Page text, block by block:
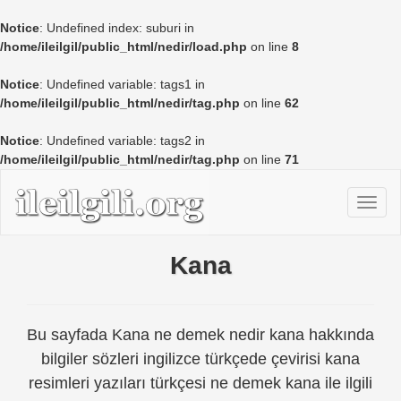
Notice: Undefined index: suburi in
/home/ileilgil/public_html/nedir/load.php on line 8
Notice: Undefined variable: tags1 in
/home/ileilgil/public_html/nedir/tag.php on line 62
Notice: Undefined variable: tags2 in
/home/ileilgil/public_html/nedir/tag.php on line 71
Kana
Bu sayfada Kana ne demek nedir kana hakkında
bilgiler sözleri ingilizce türkçede çevirisi kana
resimleri yazıları türkçesi ne demek kana ile ilgili